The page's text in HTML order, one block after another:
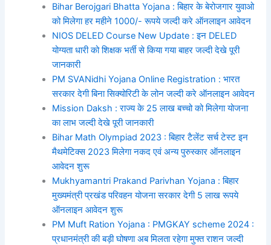
Bihar Berojgari Bhatta Yojana : बिहार के बेरोजगार युवाओ
को मिलेगा हर महीने 1000/- रूपये जल्दी करे ऑनलाइन आवेदन
NIOS DELED Course New Update : इन DELED
योग्यता धारी को शिक्षक भर्ती से किया गया बाहर जल्दी देखे पूरी
जानकारी
PM SVANidhi Yojana Online Registration : भारत
सरकार देगी बिना सिक्योरिटी के लोन जल्दी करे ऑनलाइन आवेदन
Mission Daksh : राज्य के 25 लाख बच्चो को मिलेगा योजना
का लाभ जल्दी देखे पूरी जानकारी
Bihar Math Olympiad 2023 : बिहार टैलेंट सर्च टेस्ट इन
मैथमेटिक्स 2023 मिलेगा नकद एवं अन्य पुरुस्कार ऑनलाइन
आवेदन शुरू
Mukhyamantri Prakand Parivhan Yojana : बिहार
मुख्यमंत्री प्रखंड परिवहन योजना सरकार देगी 5 लाख रूपये
ऑनलाइन आवेदन शुरू
PM Muft Ration Yojana : PMGKAY scheme 2024 :
प्रधानमंत्री की बड़ी घोषणा अब मिलता रहेगा मुफ्त राशन जल्दी